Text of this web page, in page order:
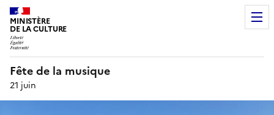
MINISTÈRE
DE LA CULTURE
Fête de la musique
21 juin